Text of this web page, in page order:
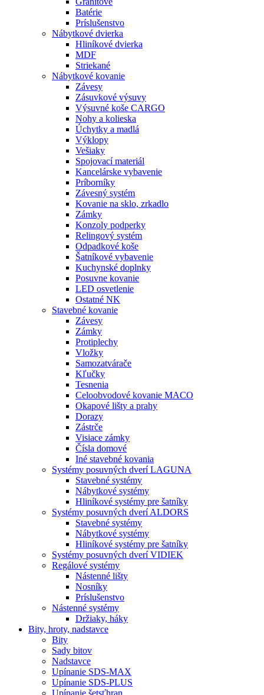
Batérie
Príslušenstvo
Nábytkové dvierka
Hliníkové dvierka
MDF
Striekané
Nábytkové kovanie
Závesy
Zásuvkové výsuvy
Výsuvné koše CARGO
Nohy a kolieska
Úchytky a madlá
Výklopy
Vešiaky
Spojovací materiál
Kancelárske vybavenie
Príborníky
Závesný systém
Kovanie na sklo, zrkadlo
Zámky
Konzoly podperky
Relingový systém
Odpadkové koše
Šatníkové vybavenie
Kuchynské doplnky
Posuvne kovanie
LED osvetlenie
Ostatné NK
Stavebné kovanie
Závesy
Zámky
Protiplechy
Vložky
Samozatvárače
Kľučky
Tesnenia
Celoobvodové kovanie MACO
Okapové lišty a prahy
Dorazy
Zástrče
Visiace zámky
Čísla domové
Iné stavebné kovania
Systémy posuvných dverí LAGUNA
Stavebné systémy
Nábytkové systémy
Hliníkové systémy pre šatníky
Systémy posuvných dverí ALDORS
Stavebné systémy
Nábytkové systémy
Hliníkové systémy pre šatníky
Systémy posuvných dverí VIDIEK
Regálové systémy
Nástenné lišty
Nosníky
Príslušenstvo
Nástenné systémy
Držiaky, háky
Bity, hroty, nadstavce
Bity
Sady bitov
Nadstavce
Upínanie SDS-MAX
Upínanie SDS-PLUS
Upínanie šetsťhran